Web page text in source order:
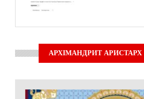
АРХІМАНДРИТ АРИСТАРХ